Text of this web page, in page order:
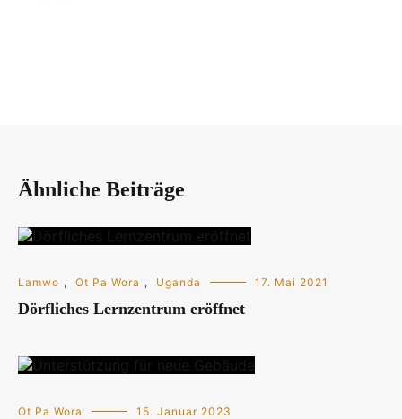
Ähnliche Beiträge
Lamwo , Ot Pa Wora , Uganda 17. Mai 2021
Dörfliches Lernzentrum eröffnet
Ot Pa Wora 15. Januar 2023